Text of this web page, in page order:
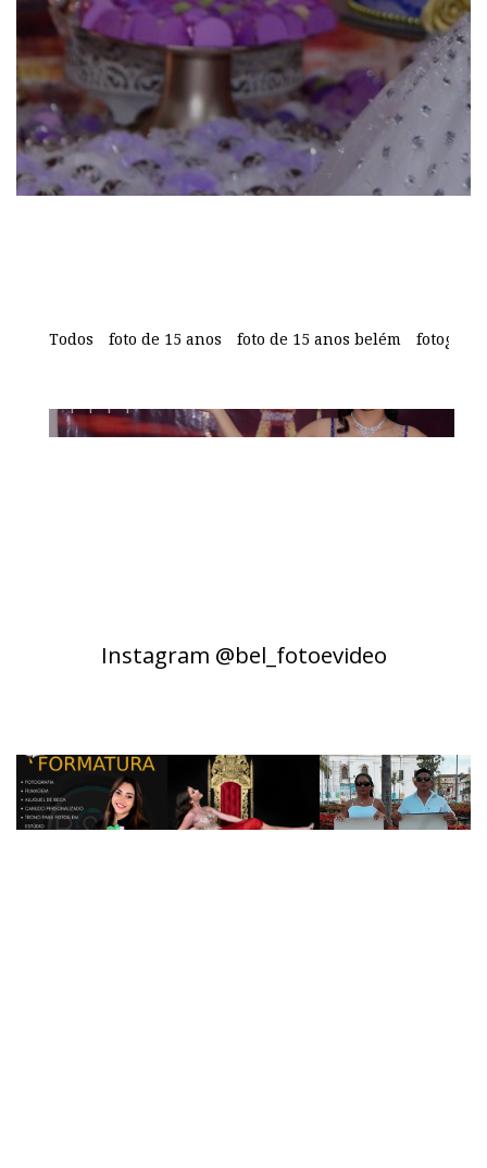
Todos foto de 15 anos foto de 15 anos belém
Jéssica Diniz
Instagram @bel_fotoevideo